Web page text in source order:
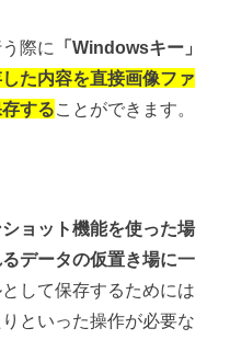
際に
「Windowsキー」
た内容を直接画像ファ
することができます。
ョット機能を使った場
データの仮置き場に一
して保存するためには
といった操作が必要な